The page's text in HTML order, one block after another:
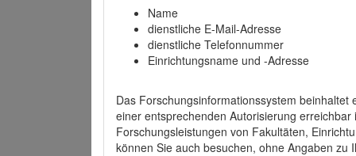
Name
dienstliche E-Mail-Adresse
dienstliche Telefonnummer
Einrichtungsname und -Adresse
Das Forschungsinformationssystem beinhaltet
einer entsprechenden Autorisierung
Forschungsleistungen von Fakultäten,
können Sie auch besuchen, ohne Angaben zu